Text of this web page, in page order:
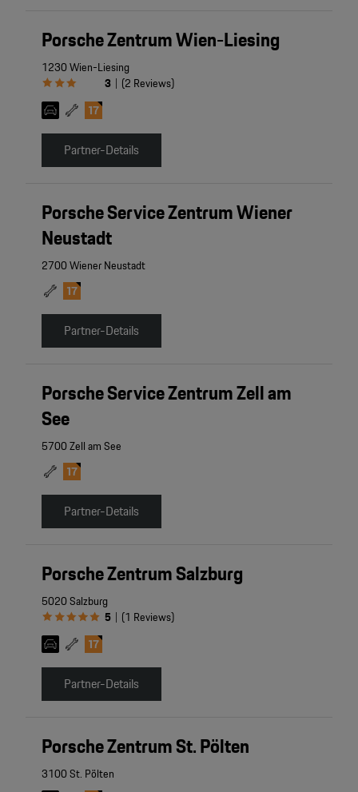
Porsche Zentrum Wien-Liesing
1230 Wien-Liesing
3 | (2 Reviews)
Partner-Details
Porsche Service Zentrum Wiener
Neustadt
2700 Wiener Neustadt
Partner-Details
Porsche Service Zentrum Zell am
See
5700 Zell am See
Partner-Details
Porsche Zentrum Salzburg
5020 Salzburg
5 | (1 Reviews)
Partner-Details
Porsche Zentrum St. Pölten
3100 St. Pölten